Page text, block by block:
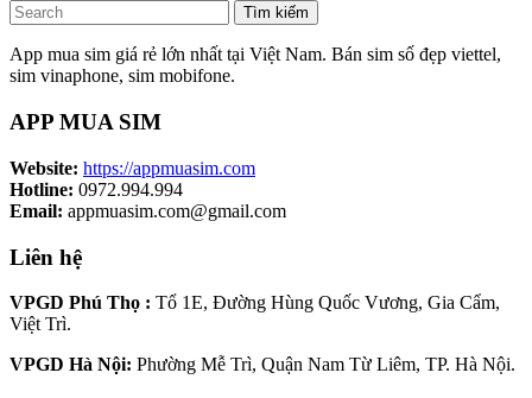
Tìm kiếm
App mua sim giá rẻ lớn nhất tại Việt Nam. Bán sim số đẹp viettel,
sim vinaphone, sim mobifone.
APP MUA SIM
Website: https://appmuasim.com
Hotline: 0972.994.994
Email: appmuasim.com@gmail.com
Liên hệ
VPGD Phú Thọ : Tổ 1E, Đường Hùng Quốc Vương, Gia Cẩm,
Việt Trì.
VPGD Hà Nội: Phường Mễ Trì, Quận Nam Từ Liêm, TP. Hà Nội.